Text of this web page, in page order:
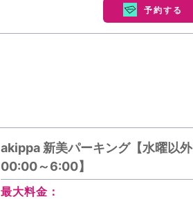
予約する
akippa 新美パーキング【水曜以外
00:00～6:00】
最大料金：